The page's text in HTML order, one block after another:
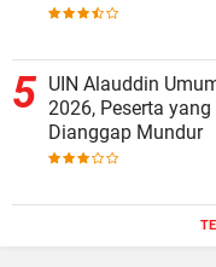
UIN Alauddin
2026, Peserta
Dianggap Mundur